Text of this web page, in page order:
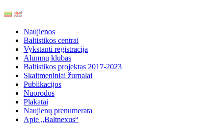
Naujienos
Baltistikos centrai
Vykstanti registracija
Alumnų klubas
Baltistikos projektas 2017-2023
Skaitmeniniai žurnalai
Publikacijos
Nuorodos
Plakatai
Naujienų prenumerata
Apie „Baltnexus“